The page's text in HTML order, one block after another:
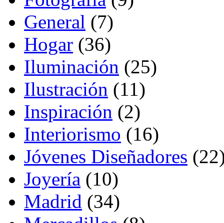
General (7)
Hogar (36)
Iluminación (25)
Ilustración (11)
Inspiración (2)
Interiorismo (16)
Jóvenes Diseñadores
Joyería (10)
Madrid (34)